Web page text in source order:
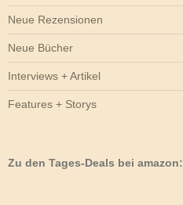
Neue Rezensionen
Neue Bücher
Interviews + Artikel
Features + Storys
Zu den Tages-Deals bei amazon: